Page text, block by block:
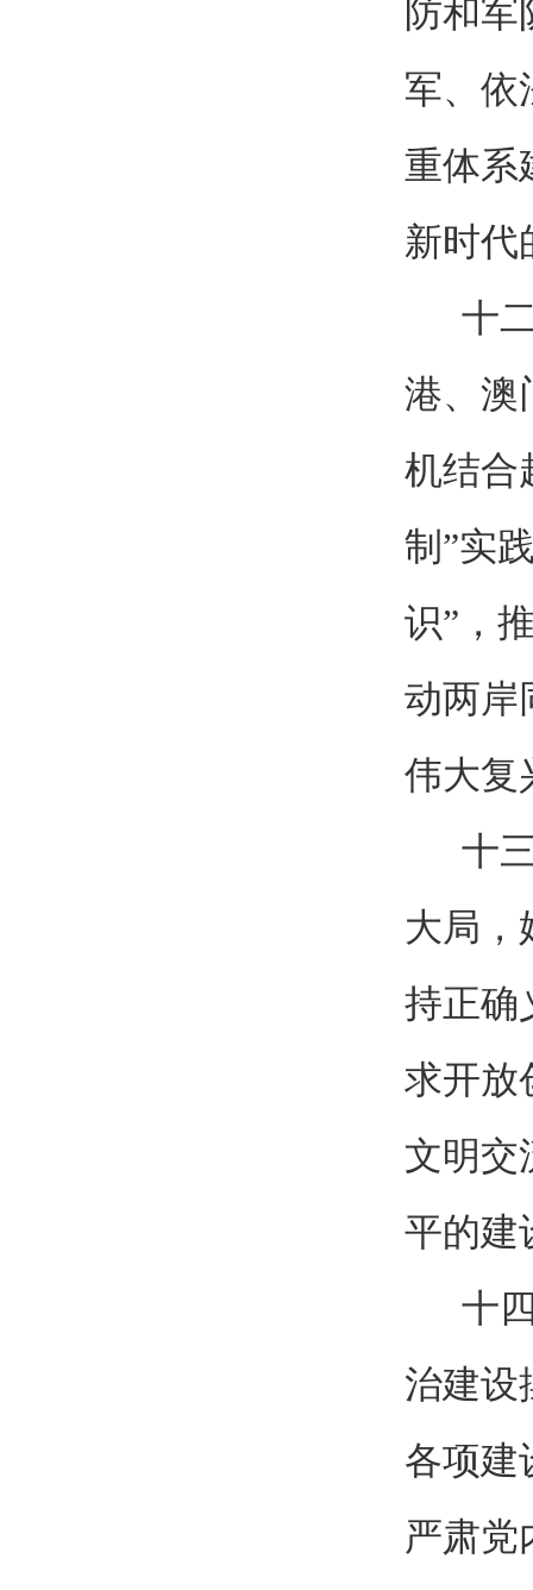
防和
军、依
重体系
新时代
十二
港、澳
机结合
制”实
识”，
动两岸
伟大复
十三
大局，
持正确
求开放
文明交
平的建
十四
治建设
各项建
严肃党